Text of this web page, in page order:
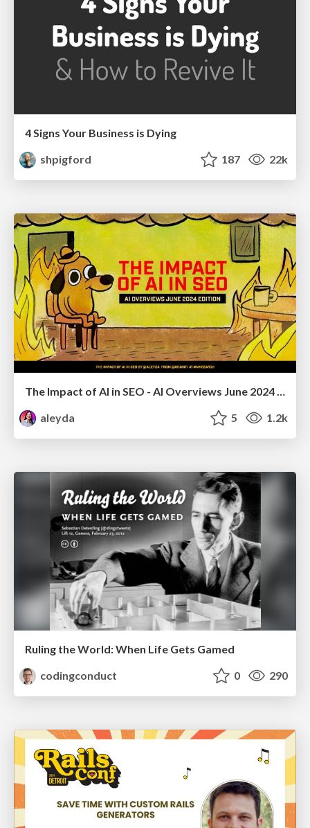
4 Signs Your Business is Dying
shpigford
187 22k
The Impact of AI in SEO - AI Overviews June 2024 Edition
aleyda
5 1.2k
Ruling the World: When Life Gets Gamed
codingconduct
0 290